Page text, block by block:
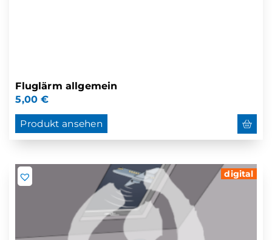
Fluglärm allgemein
5,00€
Produkt ansehen
digital